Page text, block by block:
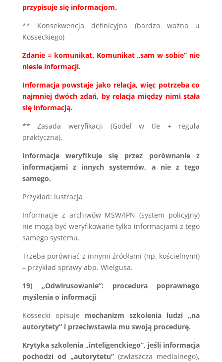
przypisuje się informacjom.
** Konsekwencja definicyjna (bardzo ważna u
Kosseckiego)
Zdanie = komunikat. Komunikat „sam w sobie” nie
niesie informacji.
Informacja powstaje jako relacja, więc potrzeba co
najmniej dwóch zdań, by relacja między nimi stała
się informacją.
** Zasada weryfikacji (Gödel w tle + reguła
praktyczna).
Informacje weryfikuje się przez porównanie z
informacjami z innych systemów, a nie z tego
samego.
Przykład: lustracja
Informacje z archiwów MSW/IPN (system policyjny)
nie mogą być weryfikowane tylko informacjami z tego
samego systemu.
Trzeba porównać z innymi źródłami (np. kościelnymi)
– przykład sprawy abp. Wielgusa.
19) „Odwirusowanie”: procedura poprawnego
myślenia o informacji
Kossecki opisuje mechanizm szkolenia ludzi „na
autorytety” i przeciwstawia mu swoją procedurę.
Krytyka szkolenia „inteligenckiego”, jeśli informacja
pochodzi od „autorytetu” (zwłaszcza medialnego),